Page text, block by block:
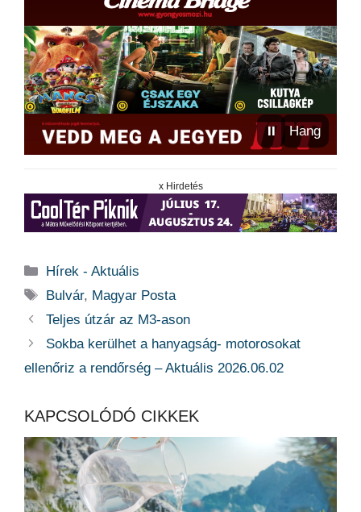
⏸ Hang
x Hirdetés
Kategória
Hírek - Aktuális
Címkék
Bulvár, Magyar Posta
Teljes útzár az M3-ason
Sokba kerülhet a hanyagság- motorosokat
ellenőriz a rendőrség – Aktuális 2026.06.02
KAPCSOLÓDÓ CIKKEK